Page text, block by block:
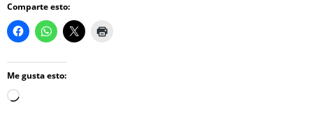
Comparte esto:
Me gusta esto:
Loading…